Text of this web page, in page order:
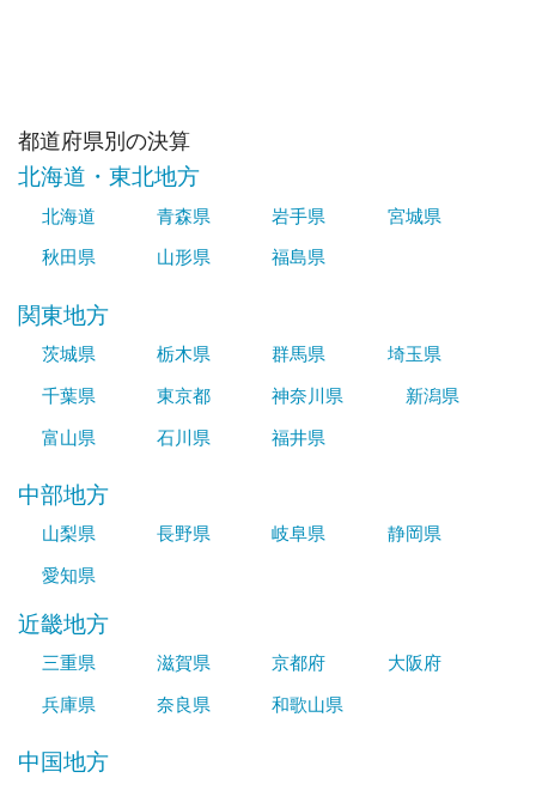
都道府県別の決算
北海道・東北地方
北海道 青森県 岩手県
宮城県
秋田県
山形県 福島県
関東地方
茨城県 栃木県 群馬県
埼玉県
千葉県
東京都 神奈川県
新潟県
富山県
石川県 福井県
中部地方
山梨県 長野県 岐阜県
静岡県
愛知県
近畿地方
三重県 滋賀県 京都府
大阪府
兵庫県
奈良県 和歌山県
中国地方